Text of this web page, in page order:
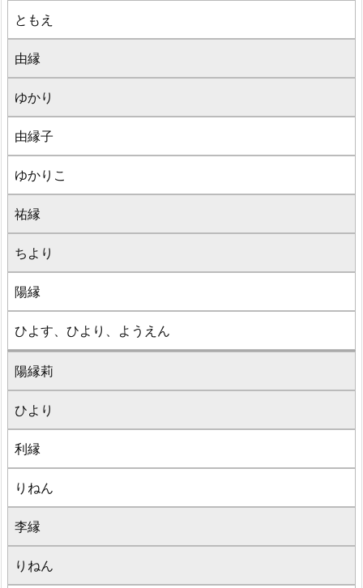
ともえ
由縁
ゆかり
由縁子
ゆかりこ
祐縁
ちより
陽縁
ひよす、ひより、ようえん
陽縁莉
ひより
利縁
りねん
李縁
りねん